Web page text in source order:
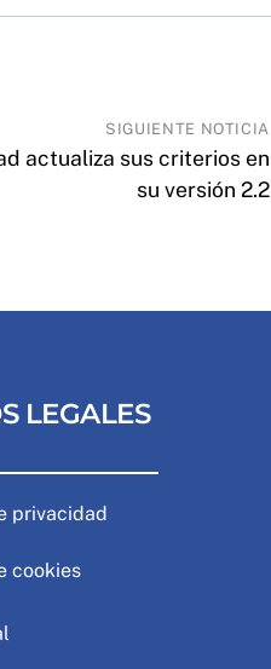
SIGUIENTE NOTICIA
actualiza sus criterios en
su versión 2.2
LEGALES
privacidad
cookies